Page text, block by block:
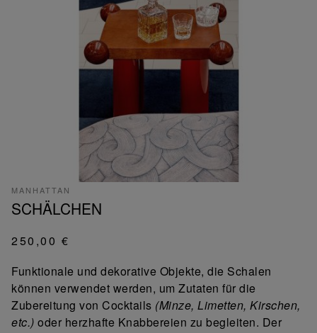
MANHATTAN
SCHÄLCHEN
250,00 €
Funktionale und dekorative Objekte, die Schalen
können verwendet werden, um Zutaten für die
Zubereitung von Cocktails (Minze, Limetten, Kirschen,
etc.) oder herzhafte Knabbereien zu begleiten. Der